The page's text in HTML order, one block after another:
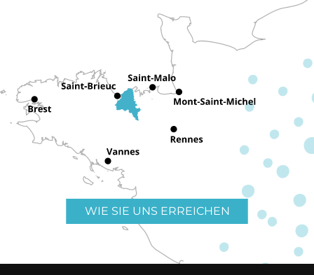
WIE SIE UNS ERREICHEN